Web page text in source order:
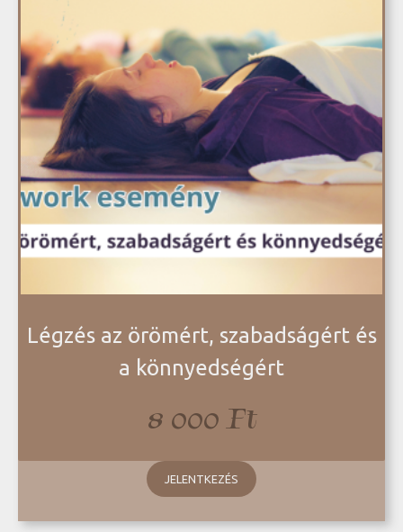
Légzés az örömért, szabadságért és
a könnyedségért
8 000Ft
JELENTKEZÉS